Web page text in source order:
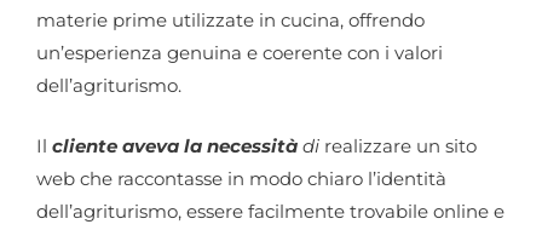
materie prime utilizzate in cucina, offrendo
un’esperienza genuina e coerente con i valori
dell’agriturismo.
Il cliente aveva la necessità di realizzare un sito
web che raccontasse in modo chiaro l’identità
dell’agriturismo, essere facilmente trovabile online e